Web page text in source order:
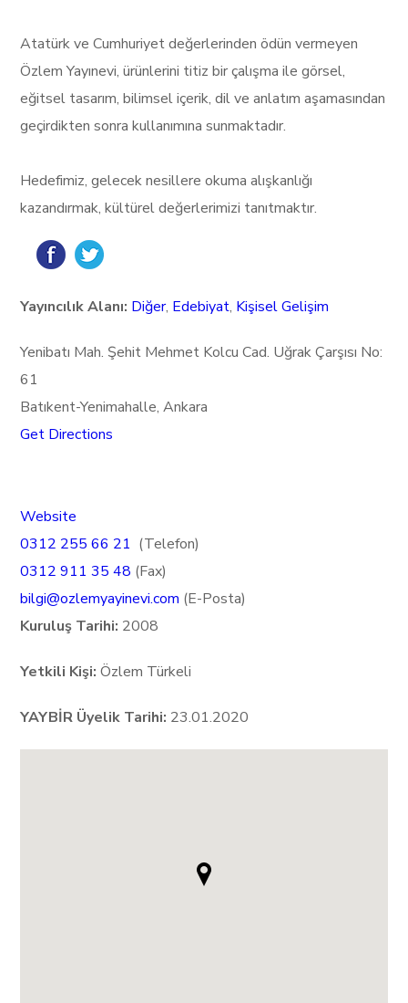
Atatürk ve Cumhuriyet değerlerinden ödün vermeyen
Özlem Yayınevi, ürünlerini titiz bir çalışma ile görsel,
eğitsel tasarım, bilimsel içerik, dil ve anlatım aşamasından
geçirdikten sonra kullanımına sunmaktadır.
Hedefimiz, gelecek nesillere okuma alışkanlığı
kazandırmak, kültürel değerlerimizi tanıtmaktır.
Yayıncılık Alanı: Diğer, Edebiyat, Kişisel Gelişim
Yenibatı Mah. Şehit Mehmet Kolcu Cad. Uğrak Çarşısı No:
61
Batıkent-Yenimahalle, Ankara
Get Directions
Website
0312 255 66 21 (Telefon)
0312 911 35 48 (Fax)
bilgi@ozlemyayinevi.com (E-Posta)
Kuruluş Tarihi: 2008
Yetkili Kişi: Özlem Türkeli
YAYBİR Üyelik Tarihi: 23.01.2020